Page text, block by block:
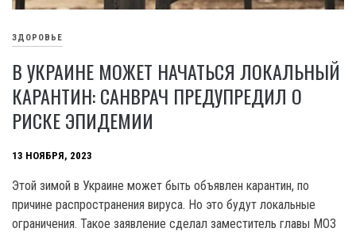
ЗДОРОВЬЕ
В УКРАИНЕ МОЖЕТ НАЧАТЬСЯ ЛОКАЛЬНЫЙ
КАРАНТИН: САНВРАЧ ПРЕДУПРЕДИЛ О
РИСКЕ ЭПИДЕМИИ
13 НОЯБРЯ, 2023
Этой зимой в Украине может быть объявлен карантин, по
причине распространения вируса. Но это будут локальные
ограничения. Такое заявление сделал заместитель главы МОЗ